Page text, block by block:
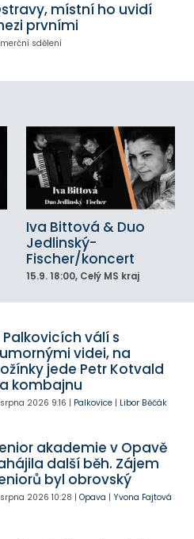
místní ho uvidí
prvními
sdělení
Iva Bittová & Duo
Jedlinský-
Fischer/koncert
15.9. 18:00, Celý MS kraj
Palkovicích válí s
videi, na
jede Petr Kotvald
kombajnu
2026 9:16 | Palkovice| Libor Běčák
akademie v Opavě
další běh. Zájem
byl obrovský
2026 10:28 | Opava | Yvona Fajtová